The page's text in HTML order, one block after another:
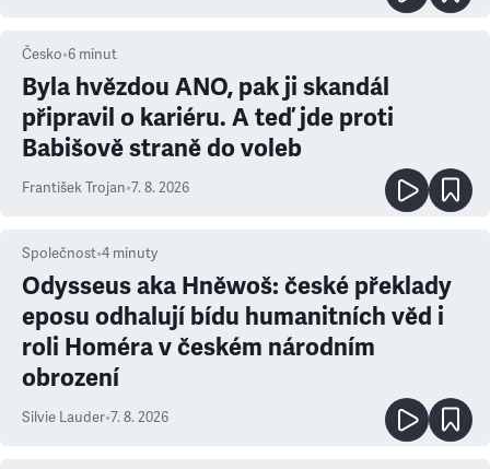
Česko•6 minut
Byla hvězdou ANO, pak ji skandál
připravil o kariéru. A teď jde proti
Babišově straně do voleb
František Trojan•7. 8. 2026
Společnost•4 minuty
Odysseus aka Hněwoš: české překlady
eposu odhalují bídu humanitních věd i
roli Homéra v českém národním
obrození
Silvie Lauder•7. 8. 2026